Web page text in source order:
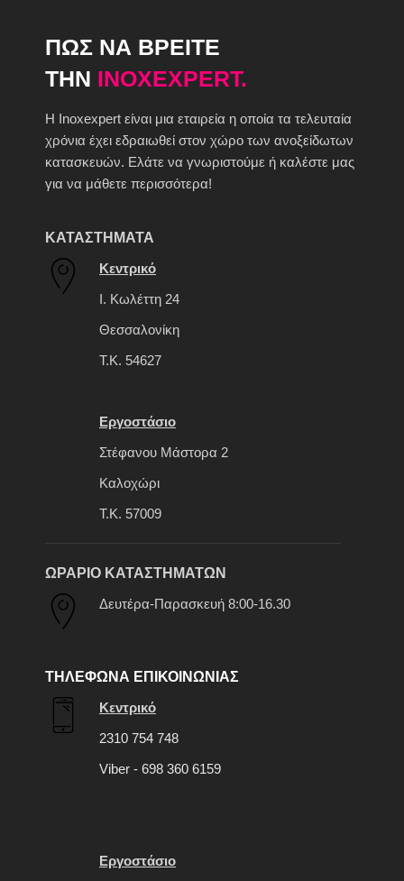
ΠΩΣ ΝΑ ΒΡΕΙΤΕ
ΤΗΝ INOXEXPERT.
H Inoxexpert είναι μια εταιρεία η οποία τα τελευταία
χρόνια έχει εδραιωθεί στον χώρο των ανοξείδωτων
κατασκευών. Ελάτε να γνωριστούμε ή καλέστε μας
για να μάθετε περισσότερα!
ΚΑΤΑΣΤΗΜΑΤΑ
Κεντρικό
Ι. Κωλέττη 24
Θεσσαλονίκη
Τ.Κ. 54627
Εργοστάσιο
Στέφανου Μάστορα 2
Καλοχώρι
Τ.Κ. 57009
ΩΡΑΡΙΟ ΚΑΤΑΣΤΗΜΑΤΩΝ
Δευτέρα-Παρασκευή 8:00-16.30
ΤΗΛΕΦΩΝΑ ΕΠΙΚΟΙΝΩΝΙΑΣ
Κεντρικό
2310 754 748
Viber - 698 360 6159
Εργοστάσιο